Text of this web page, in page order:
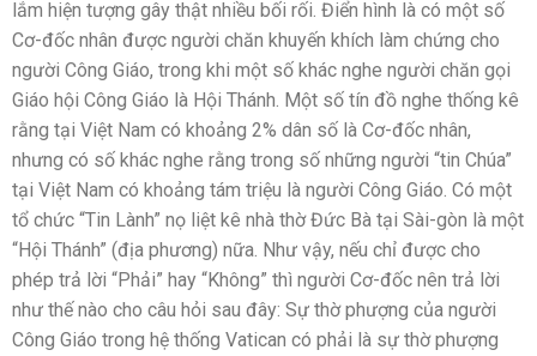
lắm hiện tượng gây thật nhiều bối rối. Điển hình là có một số
Cơ-đốc nhân được người chăn khuyến khích làm chứng cho
người Công Giáo, trong khi một số khác nghe người chăn gọi
Giáo hội Công Giáo là Hội Thánh. Một số tín đồ nghe thống kê
rằng tại Việt Nam có khoảng 2% dân số là Cơ-đốc nhân,
nhưng có số khác nghe rằng trong số những người “tin Chúa”
tại Việt Nam có khoảng tám triệu là người Công Giáo. Có một
tổ chức “Tin Lành” nọ liệt kê nhà thờ Đức Bà tại Sài-gòn là một
“Hội Thánh” (địa phương) nữa. Như vậy, nếu chỉ được cho
phép trả lời “Phải” hay “Không” thì người Cơ-đốc nên trả lời
như thế nào cho câu hỏi sau đây: Sự thờ phượng của người
Công Giáo trong hệ thống Vatican có phải là sự thờ phượng